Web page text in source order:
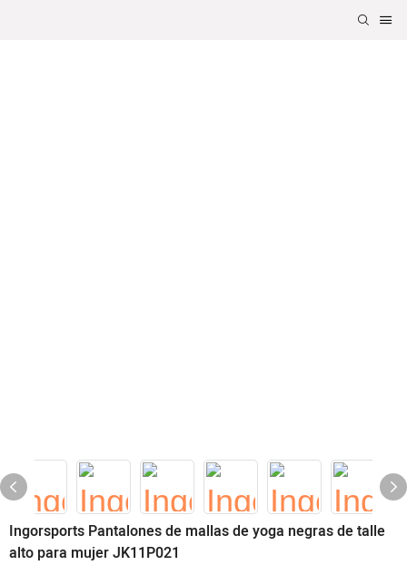
Ingorsports Pantalones de mallas de yoga negras de talle
alto para mujer JK11P021